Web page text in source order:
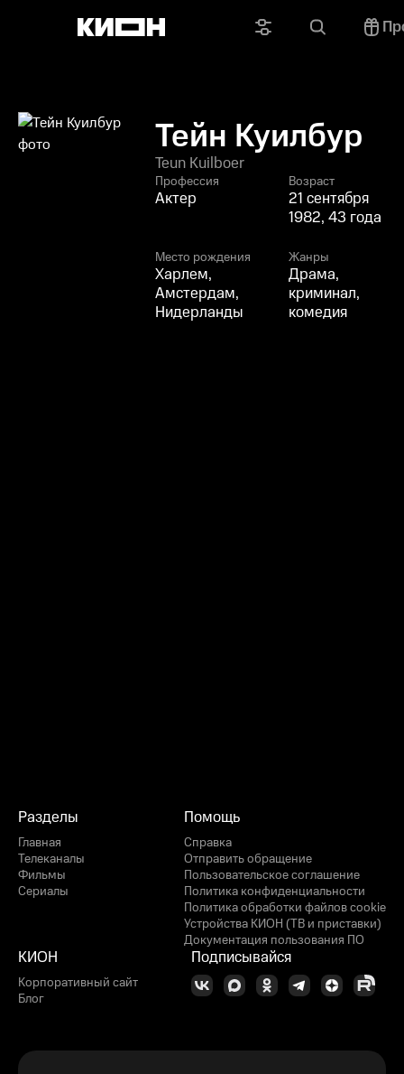
Тейн Куилбур
Teun Kuilboer
Профессия
Актер
Возраст
21 сентября
1982, 43 года
Место рождения
Харлем,
Амстердам,
Нидерланды
Жанры
Драма,
криминал,
комедия
Разделы
Главная
Телеканалы
Фильмы
Сериалы
Помощь
Справка
Отправить обращение
Пользовательское соглашение
Политика конфиденциальности
Политика обработки файлов cookie
Устройства КИОН (ТВ и приставки)
Документация пользования ПО
КИОН
Корпоративный сайт
Блог
Подписывайся